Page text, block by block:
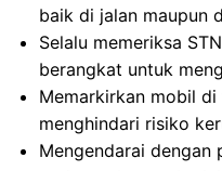
baik di jalan maupun
Selalu memeriksa
berangkat untuk
Memarkirkan mobil
menghindari risiko
Mengendarai dengan